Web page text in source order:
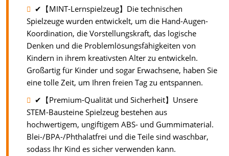
✔【MINT-Lernspielzeug】Die technischen
Spielzeuge wurden entwickelt, um die Hand-Augen-
Koordination, die Vorstellungskraft, das logische
Denken und die Problemlösungsfähigkeiten von
Kindern in ihrem kreativsten Alter zu entwickeln.
Großartig für Kinder und sogar Erwachsene, haben Sie
eine tolle Zeit, um Ihren freien Tag zu entspannen.
✔【Premium-Qualität und Sicherheit】Unsere
STEM-Bausteine ​​​​Spielzeug bestehen aus
hochwertigem, ungiftigem ABS- und Gummimaterial.
Blei-/BPA-/Phthalatfrei und die Teile sind waschbar,
sodass Ihr Kind es sicher verwenden kann.